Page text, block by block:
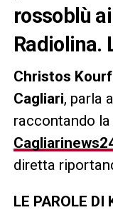
rossoblù
Radiolina.
Christos
Cagliari, parla
raccontando
diretta
LE PAROLE DI